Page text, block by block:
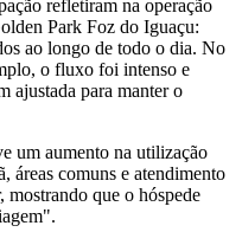
refletiram na operação
Park Foz do Iguaçu:
ao longo de todo o dia. No
o fluxo foi intenso e
ajustada para manter o
um aumento na utilização
áreas comuns e atendimento
mostrando que o hóspede